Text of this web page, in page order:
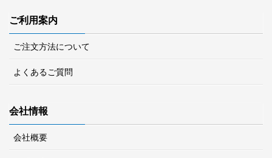
ご利用案内
ご注文方法について
よくあるご質問
会社情報
会社概要